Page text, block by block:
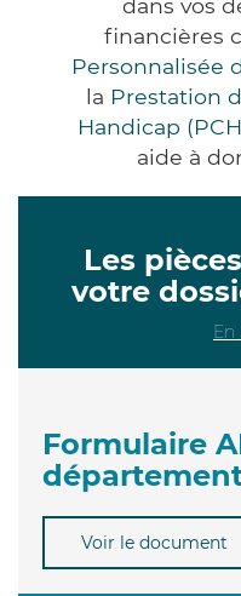
dans vos
financières
Personnalisée
la Prestation
Handicap
aide à
Les
votre
En
Formulaire
Voir le document